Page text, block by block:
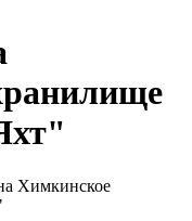
Химкинское